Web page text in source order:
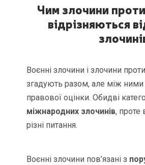
Чим злочини
відрізняються
Воєнні злочини і злочини
згадують разом, але між ними
правової оцінки. Обидві
міжнародних злочинів, проте
різні питання.
Воєнні злочини пов’язані з